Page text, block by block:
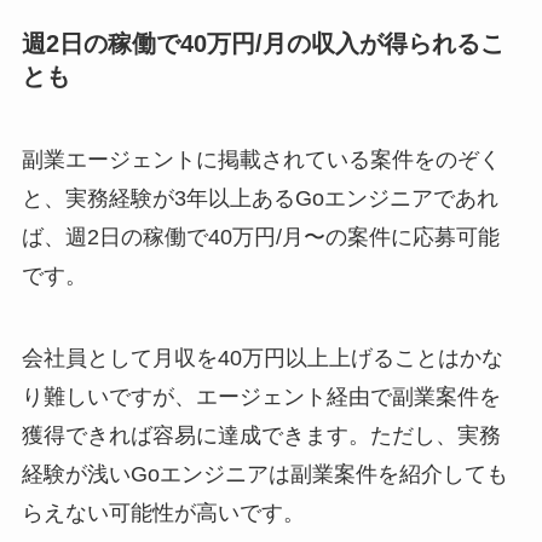
週2日の稼働で40万円/月の収入が得られるこ
とも
副業エージェントに掲載されている案件をのぞく
と、実務経験が3年以上あるGoエンジニアであれ
ば、週2日の稼働で40万円/月〜の案件に応募可能
です。
会社員として月収を40万円以上上げることはかな
り難しいですが、エージェント経由で副業案件を
獲得できれば容易に達成できます。ただし、実務
経験が浅いGoエンジニアは副業案件を紹介しても
らえない可能性が高いです。